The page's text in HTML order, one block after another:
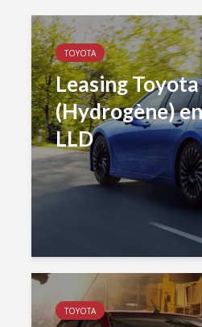
TOYOTA
Leasing
(Hydrogène)
LLD
TOYOTA